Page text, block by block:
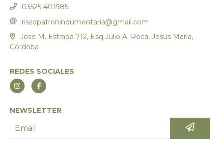
03525 401985
rissopatronindumentaria@gmail.com
Jose M. Estrada 712, Esq Julio A. Roca, Jesús María,
Córdoba
REDES SOCIALES
NEWSLETTER